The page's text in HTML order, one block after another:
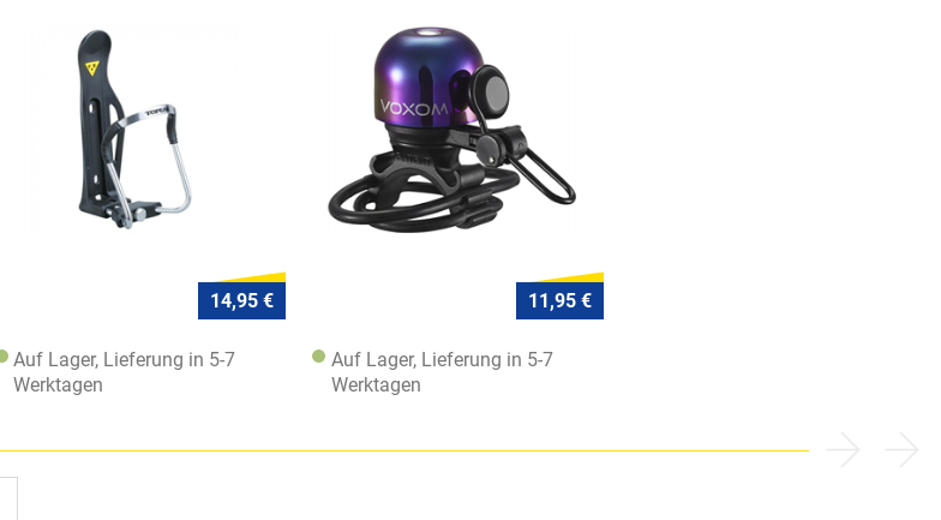
14,95 €
Auf Lager, Lieferung in 5-7
Werktagen
11,95 €
Auf Lager, Lieferung in 5-7
Werktagen